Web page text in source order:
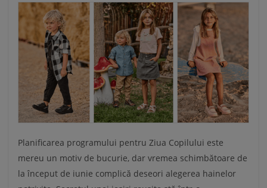
Planificarea programului pentru Ziua Copilului este
mereu un motiv de bucurie, dar vremea schimbătoare de
la început de iunie complică deseori alegerea hainelor